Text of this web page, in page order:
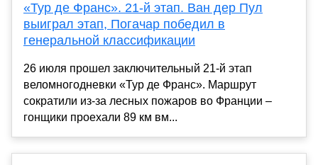
«Тур де Франс». 21-й этап. Ван дер Пул
выиграл этап, Погачар победил в
генеральной классификации
26 июля прошел заключительный 21-й этап
веломногодневки «Тур де Франс». Маршрут
сократили из-за лесных пожаров во Франции –
гонщики проехали 89 км вм...